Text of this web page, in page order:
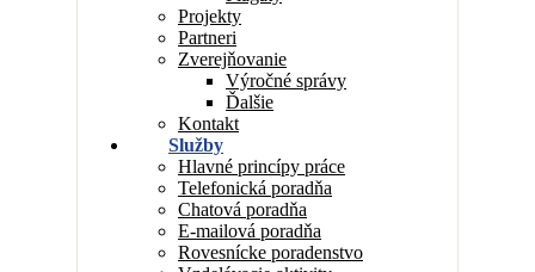
Projekty
Partneri
Zverejňovanie
Výročné správy
Ďalšie
Kontakt
Služby
Hlavné princípy práce
Telefonická poradňa
Chatová poradňa
E-mailová poradňa
Rovesnícke poradenstvo